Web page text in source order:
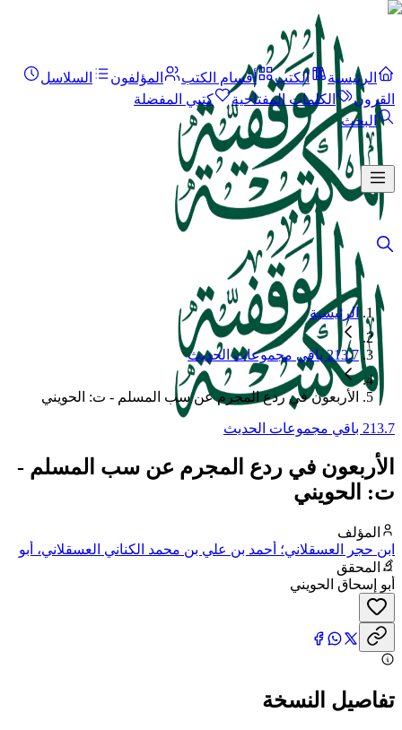
الرئيسية الكتب أقسام الكتب المؤلفون
السلاسل
القرون
الكلمات المفتاحية
كتبي المفضلة
البحث
الرئيسية
213.7 باقي مجموعات الحديث
الأربعون في ردع المجرم عن سب المسلم - ت: الحويني
213.7 باقي مجموعات الحديث
الأربعون في ردع المجرم عن سب المسلم -
ت: الحويني
المؤلف
ابن حجر العسقلاني؛ أحمد بن علي بن محمد الكناني العسقلاني، أبو
الفضل، شهاب الدين، ابن حجر
المحقق
أبو إسحاق الحويني
تفاصيل النسخة